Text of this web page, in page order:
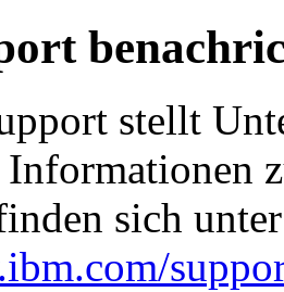
stellt
sich unter